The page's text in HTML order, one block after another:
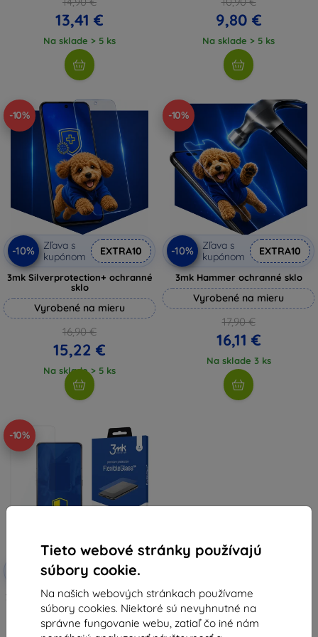
Tieto webové stránky používajú
súbory cookie.
Na našich webových stránkach používame
súbory cookies. Niektoré sú nevyhnutné na
správne fungovanie webu, zatiaľ čo iné nám
13,41 €
Na sklade > 5 ks
9,80 €
Na sklade > 5 ks
-10%
-10%
Zľava s
kupónom
EXTRA10
3mk Silverprotection+ ochranné
sklo
Vyrobené na mieru
16,90 €
15,22 €
Na sklade > 5 ks
-10%
-10%
Zľava s
kupónom
EXTRA10
3mk Hammer ochranné sklo
Vyrobené na mieru
17,90 €
16,11 €
Na sklade 3 ks
-10%
Zľava s
kupónom
EXTRA10
3MK FlexibleGlass Samsung A805
A80 hybridné sklo
8,91 €